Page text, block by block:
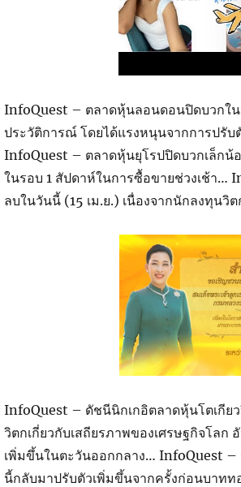
InfoQuest – ตลาดหุ้นลอนดอนปิดบวกใน
ประวัติการณ์ โดยได้แรงหนุนจากการปรั
InfoQuest – ตลาดหุ้นยุโรปปิดบวกเล็กน้
ในรอบ 1 สัปดาห์ในการซื้อขายช่วงเช้า…
ลบในวันนี้ (15 เม.ย.) เนื่องจากนักลงทุนวิ
InfoQuest – ดัชนีนิกเกอิตลาดหุ้นโตเกีย
วิตกเกี่ยวกับเสถียรภาพของเศรษฐกิจโล
เพิ่มขึ้นในตะวันออกกลาง… InfoQuest –
นี้กลับมาปรับตัวเพิ่มขึ้นจากครั้งก่อนบาท